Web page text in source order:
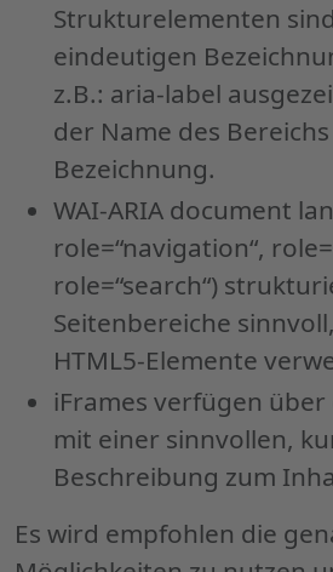
Strukturelementen
eindeutigen
z.B.: aria-label
der Name des
Bezeichnung.
WAI-ARIA document
role=“navigation“,
role=“search“)
Seitenbereiche
HTML5-Elemente
iFrames verfügen
mit einer sinnvollen,
Beschreibung zum
Es wird empfohlen die